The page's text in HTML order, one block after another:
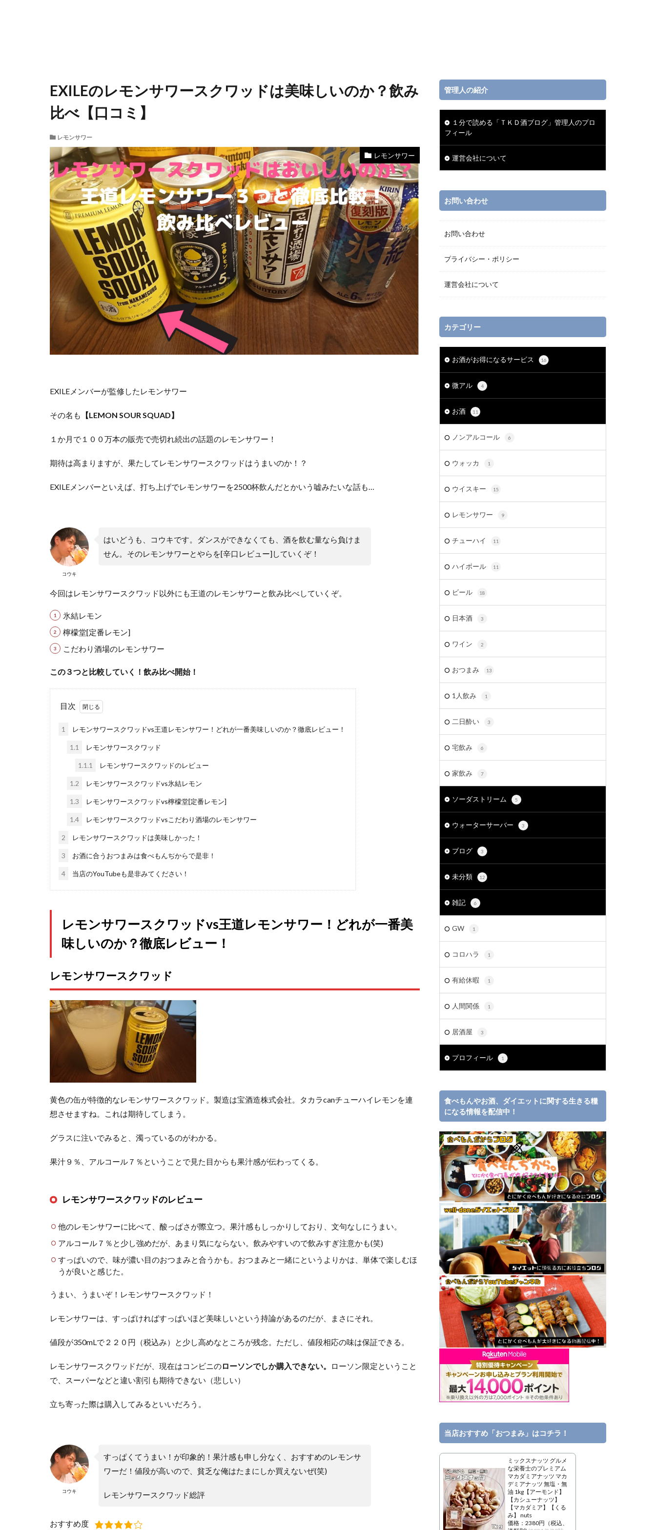
EXILEのレモンサワースクワッドは美味しいのか？飲み
比べ【口コミ】
レモンサワー
レモンサワー
EXILEメンバーが監修したレモンサワー
その名も 【LEMON SOUR SQUAD】
１か月で１００万本の販売で売切れ続出の話題のレモンサワー！
期待は高まりますが、果たしてレモンサワースクワッドはうまいのか！？
EXILEメンバーといえば、 打ち上げでレモンサワーを2500杯飲んだとかいう嘘みたいな話も…
コウキ
はいどうも、コウキです。ダンスができなくても、酒を飲む量なら負けま
せん。そのレモンサワーとやらを[辛口レビュー]していくぞ！
今回はレモンサワースクワッド以外にも王道のレモンサワーと飲み比べしていくぞ。
氷結レモン
檸檬堂[定番レモン]
こだわり酒場のレモンサワー
この３つと比較していく！飲み比べ開始！
目次
1 レモンサワースクワッドvs王道レモンサワー！どれが一番美味しいのか？徹底レビュー！
1.1 レモンサワースクワッド
1.1.1 レモンサワースクワッドのレビュー
1.2 レモンサワースクワッドvs氷結レモン
1.3 レモンサワースクワッドvs檸檬堂[定番レモン]
1.4 レモンサワースクワッドvsこだわり酒場のレモンサワー
2 レモンサワースクワッドは美味しかった！
3 お酒に合うおつまみは食べもんぢからで是非！
4 当店のYouTubeも是非みてください！
レモンサワースクワッドvs王道レモンサワー！どれが一番美
味しいのか？徹底レビュー！
レモンサワースクワッド
黄色の缶が特徴的なレモンサワースクワッド。製造は宝酒造株式会社。タカラcanチューハイレモンを連
想させますね。これは期待してしまう。
グラスに注いでみると、濁っているのがわかる。
果汁９％、アルコール７％ということで見た目からも果汁感が伝わってくる。
レモンサワースクワッドのレビュー
他のレモンサワーに比べて、酸っぱさが際立つ。果汁感もしっかりしており、文句なしにうまい。
アルコール７％と少し強めだが、あまり気にならない。飲みやすいので飲みすぎ注意かも(笑)
すっぱいので、味が濃い目のおつまみと合うかも。おつまみと一緒にというよりかは、単体で楽しむほ
うが良いと感じた。
うまい、うまいぞ！レモンサワースクワッド！
レモンサワーは、すっぱければすっぱいほど美味しいという持論があるのだが、まさにそれ。
値段が350mLで２２０円（税込み）と少し高めなところが残念。 ただし、値段相応の味は保証できる。
レモンサワースクワッドだが、現在はコンビニのローソンでしか購入できない。
ローソン限定ということ
で、スーパーなどと違い割引も期待できない（悲しい）
立ち寄った際は購入してみるといいだろう。
コウキ
すっぱくてうまい！が印象的！果汁感も申し分なく、おすすめのレモンサ
ワーだ！値段が高いので、貧乏な俺はたまにしか買えないぜ(笑)
レモンサワースクワッド総評
おすすめ度
管理人の紹介
１分で読める「ＴＫＤ酒ブログ」管理人のプロ
フィール
運営会社について
お問い合わせ
お問い合わせ
プライバシー・ポリシー
運営会社について
カテゴリー
お酒がお得になるサービス 16
微アル 4
お酒 11
ノンアルコール 6
ウォッカ 1
ウイスキー 15
レモンサワー 9
チューハイ 11
ハイボール 11
ビール 18
日本酒 3
ワイン 2
おつまみ 13
1人飲み 1
二日酔い 3
宅飲み 6
家飲み 7
ソーダストリーム 5
ウォーターサーバー 3
ブログ 3
未分類 12
雑記 6
GW 1
コロハラ 1
有給休暇 1
人間関係 1
居酒屋 3
プロフィール 1
食べもんやお酒、ダイエットに関する生きる糧
になる情報を配信中！
当店おすすめ「おつまみ」はコチラ！
ミックスナッツ グルメ
な栄養士のプレミアム
マカダミアナッツ マカ
デミアナッツ 無塩・無
油 1kg【アーモンド】
【カシューナッツ】
【マカダミア】【くる
み】 nuts
価格：2380円（税込、